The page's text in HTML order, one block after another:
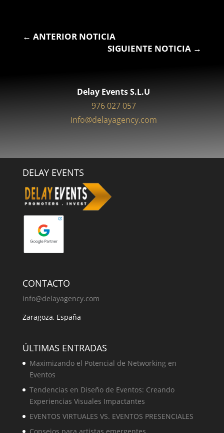
← ANTERIOR NOTICIA
SIGUIENTE NOTICIA →
Delay Events S.L.U
976 027 057
info@delayagency.com
DELAY EVENTS
CONTACTO
info@delayagency.com
Zaragoza, España
ÚLTIMAS ENTRADAS
Maximizando el Potencial de Networking en
Eventos
Tendencias en Diseño de Eventos: Creando
Experiencias Visuales Impactantes
EVENTOS VIRTUALES VS. EVENTOS PRESENCIALES